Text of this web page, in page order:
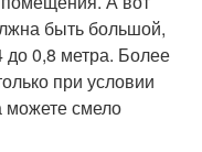
быть большой,
до 0,8 метра. Более
при условии
можете смело